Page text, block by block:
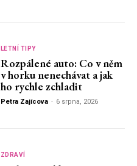
LETNÍ TIPY
Rozpálené auto: Co v něm
v horku nenechávat a jak
ho rychle zchladit
Petra Zajícova - 6 srpna, 2026
ZDRAVÍ